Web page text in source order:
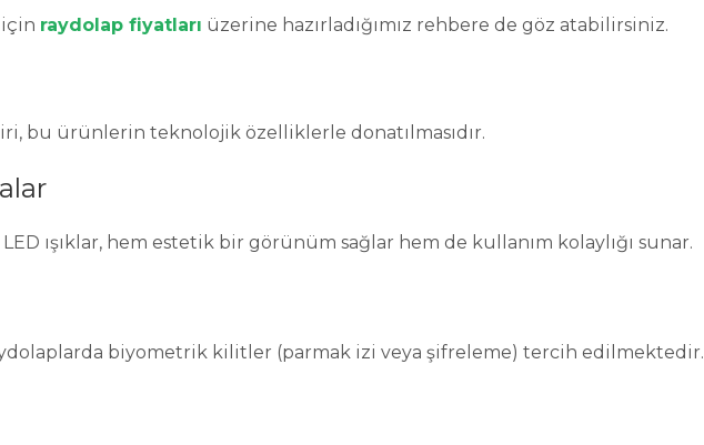
raydolap fiyatları üzerine hazırladığımız rehbere de göz atabilirsiniz.
bu ürünlerin teknolojik özelliklerle donatılmasıdır.
ışıklar, hem estetik bir görünüm sağlar hem de kullanım kolaylığı sunar.
biyometrik kilitler (parmak izi veya şifreleme) tercih edilmektedir.